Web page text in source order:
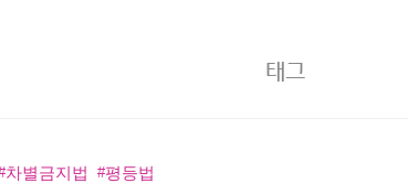
태그
차별금지법
평등법